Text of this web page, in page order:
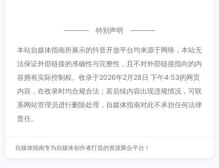
特别声明
本站自媒体指南所展示的抖音开放平台均来源于网络，本站无
法保证外部链接的准确性与完整性，且不对外部链接指向的内
容拥有实际控制权。收录于2026年2月28日 下午4:53的网页
内容，在收录时均合规合法；若后续内容出现违规情况，可联
系网站管理员进行删除处理，自媒体指南对此不承担任何法律
责任。
自媒体指南专为自媒体创作者打造的资源聚合平台！